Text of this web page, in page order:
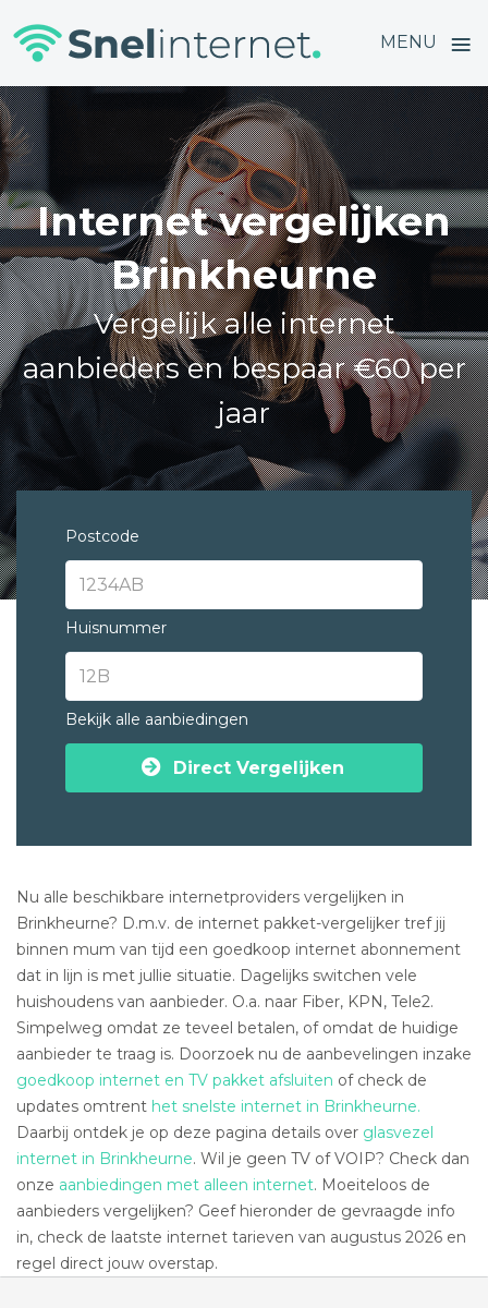
MENU ≡
Skip
to
content
Internet vergelijken
Brinkheurne
Vergelijk alle internet
aanbieders en bespaar €60 per
jaar
Postcode
Huisnummer
Bekijk alle aanbiedingen
Direct Vergelijken
Nu alle beschikbare internetproviders vergelijken in
Brinkheurne? D.m.v. de internet pakket-vergelijker tref jij
binnen mum van tijd een goedkoop internet abonnement
dat in lijn is met jullie situatie. Dagelijks switchen vele
huishoudens van aanbieder. O.a. naar Fiber, KPN, Tele2.
Simpelweg omdat ze teveel betalen, of omdat de huidige
aanbieder te traag is. Doorzoek nu de aanbevelingen inzake
goedkoop internet en TV pakket afsluiten of check de
updates omtrent het snelste internet in Brinkheurne.
Daarbij ontdek je op deze pagina details over glasvezel
internet in Brinkheurne. Wil je geen TV of VOIP? Check dan
onze aanbiedingen met alleen internet. Moeiteloos de
aanbieders vergelijken? Geef hieronder de gevraagde info
in, check de laatste internet tarieven van augustus 2026 en
regel direct jouw overstap.